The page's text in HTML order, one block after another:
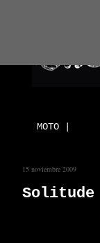
MOTO |
15 noviembre 2009
Solitude